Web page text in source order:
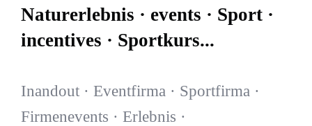
Naturerlebnis · events · Sport ·
incentives · Sportkurs...
Inandout · Eventfirma · Sportfirma ·
Firmenevents · Erlebnis ·